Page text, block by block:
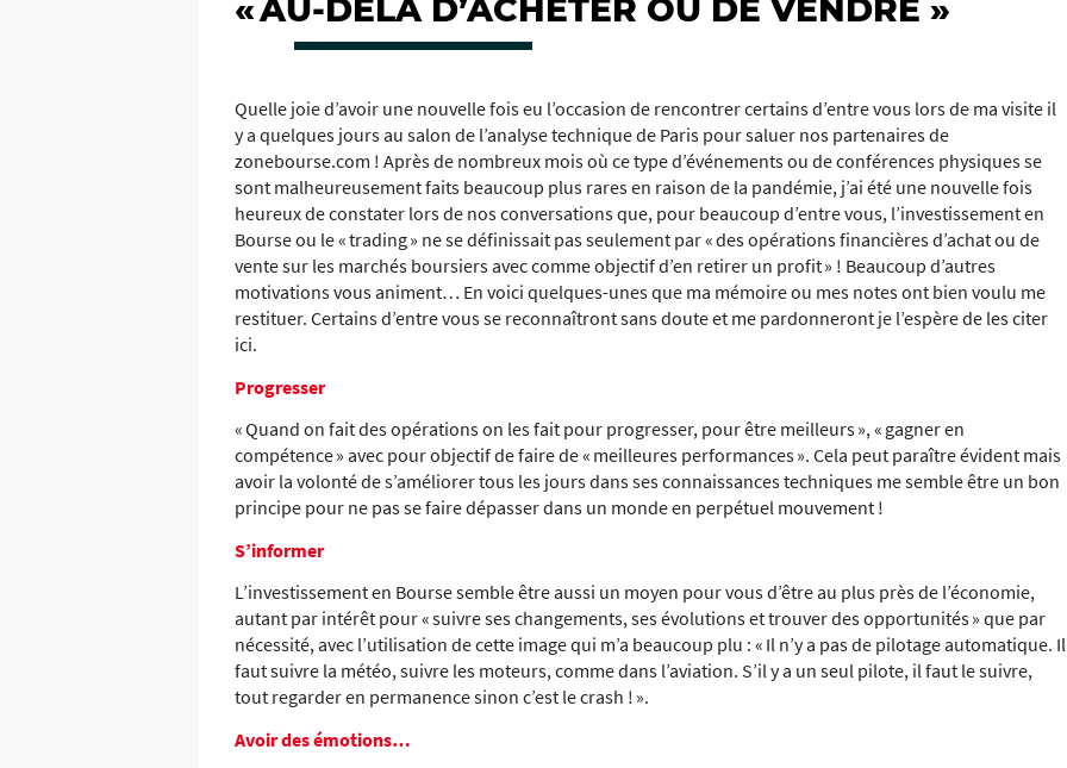
« AU-DELÀ D’ACHETER OU DE VENDRE »
Quelle joie d’avoir une nouvelle fois eu l’occasion de rencontrer certains d’entre vous lors de ma visite il
y a quelques jours au salon de l’analyse technique de Paris pour saluer nos partenaires de
zonebourse.com ! Après de nombreux mois où ce type d’événements ou de conférences physiques se
sont malheureusement faits beaucoup plus rares en raison de la pandémie, j’ai été une nouvelle fois
heureux de constater lors de nos conversations que, pour beaucoup d’entre vous, l’investissement en
Bourse ou le « trading » ne se définissait pas seulement par« des opérations financières d’achat ou de
vente sur les marchés boursiers avec comme objectif d’en retirer un profit » ! Beaucoup d’autres
motivations vous animent… En voici quelques-unes que ma mémoire ou mes notes ont bien voulu me
restituer. Certains d’entre vous se reconnaîtront sans doute et me pardonneront je l’espère de les citer
ici.
Progresser
« Quand on fait des opérations on les fait pour progresser, pour être meilleurs »,« gagner en
compétence » avec pour objectif de faire de« meilleures performances ». Cela peut paraître évident mais
avoir la volonté de s’améliorer tous les jours dans ses connaissances techniques me semble être un bon
principe pour ne pas se faire dépasser dans un monde en perpétuel mouvement !
S’informer
L’investissement en Bourse semble être aussi un moyen pour vous d’être au plus près de l’économie,
autant par intérêt pour« suivre ses changements, ses évolutions et trouver des opportunités » que par
nécessité, avec l’utilisation de cette image qui m’a beaucoup plu : « Il n’y a pas de pilotage automatique. Il
faut suivre la météo, suivre les moteurs, comme dans l’aviation. S’il y a un seul pilote, il faut le suivre,
tout regarder en permanence sinon c’est le crash ! ».
Avoir des émotions…